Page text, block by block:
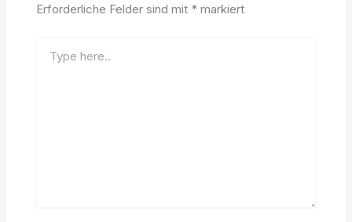
Erforderliche Felder sind mit *markiert
here..